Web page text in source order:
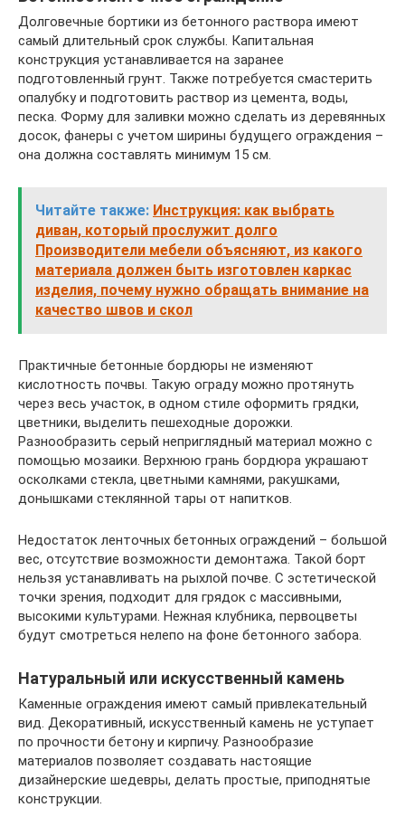
Долговечные бортики из бетонного раствора имеют
самый длительный срок службы. Капитальная
конструкция устанавливается на заранее
подготовленный грунт. Также потребуется смастерить
опалубку и подготовить раствор из цемента, воды,
песка. Форму для заливки можно сделать из деревянных
досок, фанеры с учетом ширины будущего ограждения –
она должна составлять минимум 15 см.
Читайте также: Инструкция: как выбрать
диван, который прослужит долго
Производители мебели объясняют, из какого
материала должен быть изготовлен каркас
изделия, почему нужно обращать внимание на
качество швов и скол
Практичные бетонные бордюры не изменяют
кислотность почвы. Такую ограду можно протянуть
через весь участок, в одном стиле оформить грядки,
цветники, выделить пешеходные дорожки.
Разнообразить серый неприглядный материал можно с
помощью мозаики. Верхнюю грань бордюра украшают
осколками стекла, цветными камнями, ракушками,
донышками стеклянной тары от напитков.
Недостаток ленточных бетонных ограждений – большой
вес, отсутствие возможности демонтажа. Такой борт
нельзя устанавливать на рыхлой почве. С эстетической
точки зрения, подходит для грядок с массивными,
высокими культурами. Нежная клубника, первоцветы
будут смотреться нелепо на фоне бетонного забора.
Натуральный или искусственный камень
Каменные ограждения имеют самый привлекательный
вид. Декоративный, искусственный камень не уступает
по прочности бетону и кирпичу. Разнообразие
материалов позволяет создавать настоящие
дизайнерские шедевры, делать простые, приподнятые
конструкции.